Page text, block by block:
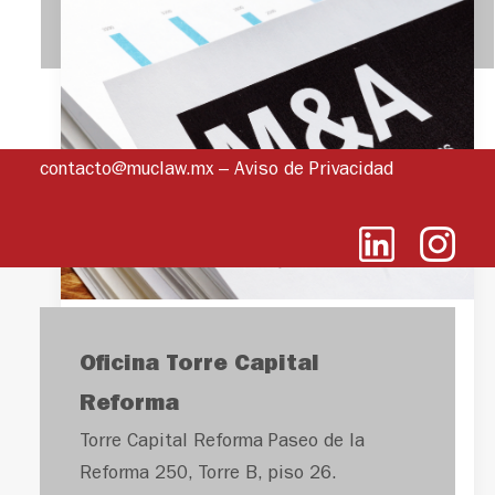
México: Foco de
inversión mundial
contacto@muclaw.mx– Aviso de Privacidad
Oficina Torre Capital
Reforma
Torre Capital Reforma Paseo de la
Reforma 250, Torre B, piso 26.